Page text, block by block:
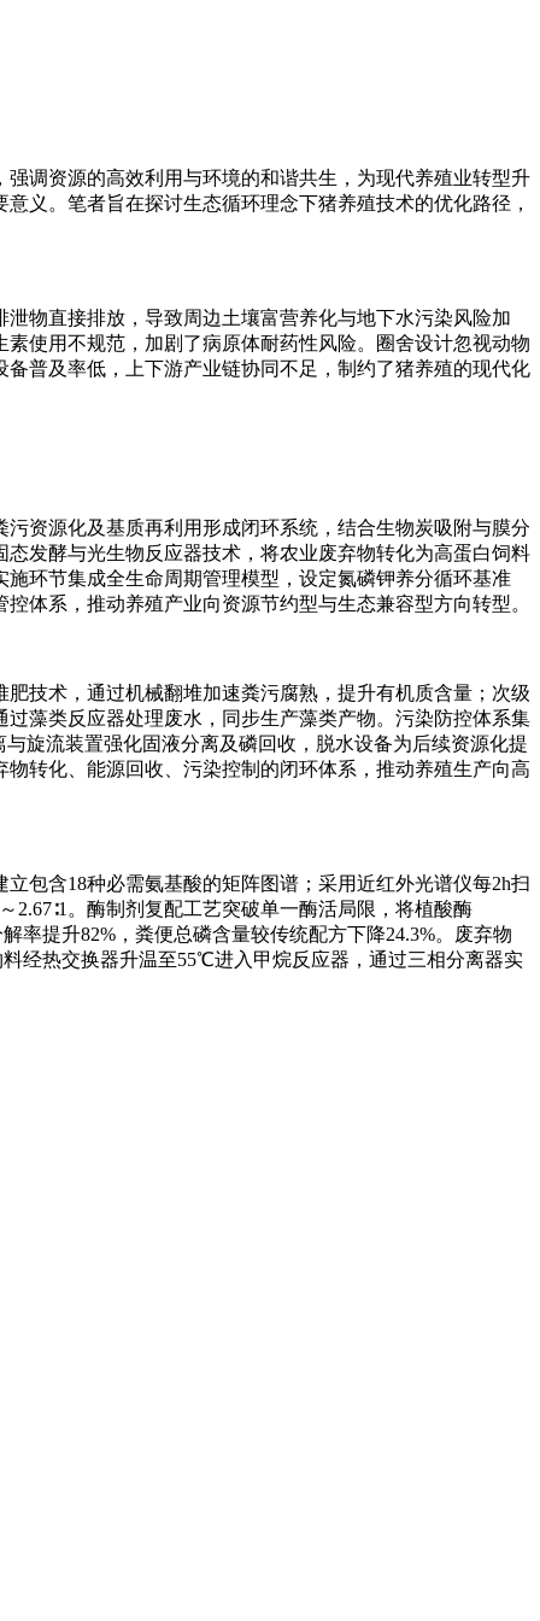
调资源的高效利用与环境的和谐共生，为现代养殖业转型升
义。笔者旨在探讨生态循环理念下猪养殖技术的优化路径，
物直接排放，导致周边土壤富营养化与地下水污染风险加
使用不规范，加剧了病原体耐药性风险。圈舍设计忽视动物
普及率低，上下游产业链协同不足，制约了猪养殖的现代化
资源化及基质再利用形成闭环系统，结合生物炭吸附与膜分
发酵与光生物反应器技术，将农业废弃物转化为高蛋白饲料
环节集成全生命周期管理模型，设定氮磷钾养分循环基准
体系，推动养殖产业向资源节约型与生态兼容型方向转型。
技术，通过机械翻堆加速粪污腐熟，提升有机质含量；次级
藻类反应器处理废水，同步生产藻类产物。污染防控体系集
旋流装置强化固液分离及磷回收，脱水设备为后续资源化提
转化、能源回收、污染控制的闭环体系，推动养殖生产向高
包含18种必需氨基酸的矩阵图谱；采用近红外光谱仪每2h扫
2.67∶1。酶制剂复配工艺突破单一酶活局限，将植酸酶
率提升82%，粪便总磷含量较传统配方下降24.3%。废弃物
经热交换器升温至55℃进入甲烷反应器，通过三相分离器实